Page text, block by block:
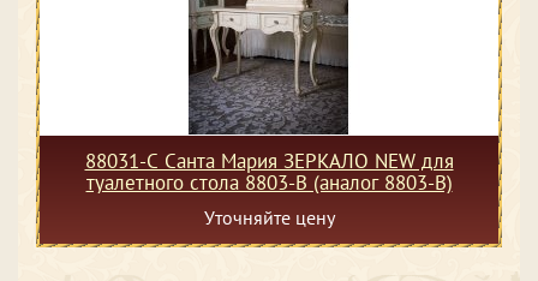
88031-С Санта Мария ЗЕРКАЛО NEW для
туалетного стола 8803-В (аналог 8803-В)
Уточняйте цену